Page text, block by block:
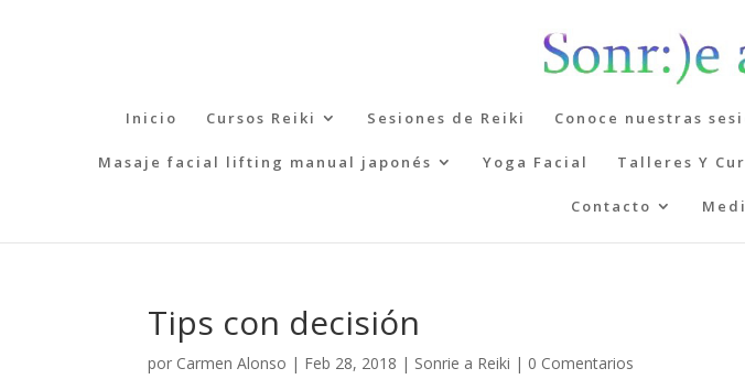
Inicio Cursos Reiki Sesiones de Reiki Conoce nuestras
Masaje facial lifting manual japonés Yoga Facial Talleres Y
Contacto
Tips con decisión
por Carmen Alonso | Feb 28, 2018 | Sonrie a Reiki | 0 Comentarios